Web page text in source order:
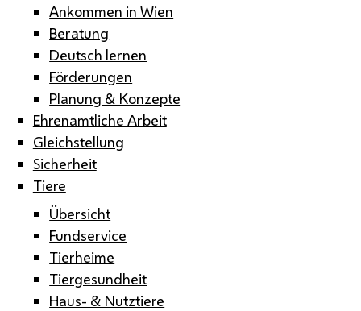
Ankommen in Wien
Beratung
Deutsch lernen
Förderungen
Planung & Konzepte
Ehrenamtliche Arbeit
Gleichstellung
Sicherheit
Tiere
Übersicht
Fundservice
Tierheime
Tiergesundheit
Haus- & Nutztiere